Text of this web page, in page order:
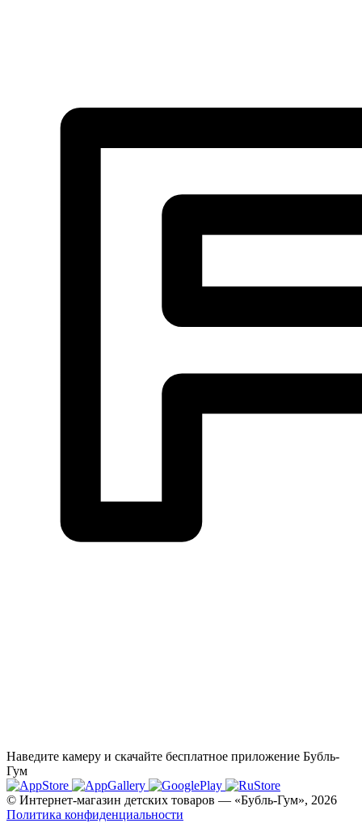
Наведите камеру и скачайте бесплатное приложение Бубль-
Гум
© Интернет-магазин детских товаров — «Бубль-Гум», 2026
Политика конфиденциальности